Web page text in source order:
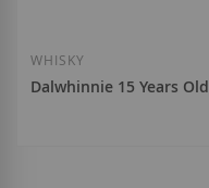
WHISKY
Dalwhinnie 15 Years Old